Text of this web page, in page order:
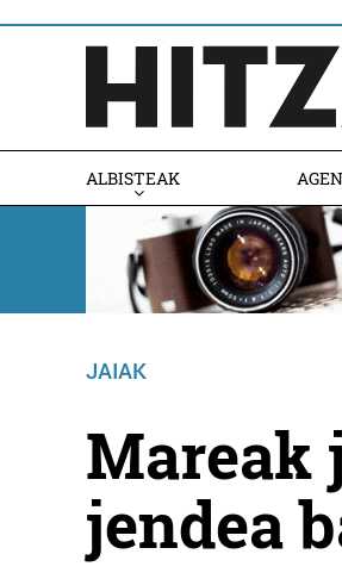
ALBISTEAK
JAIAK
Mareak
jendea